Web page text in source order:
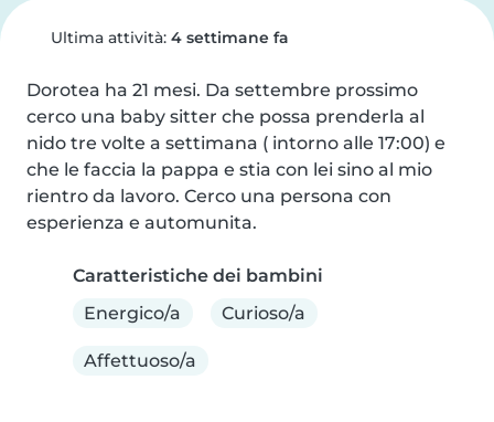
Ultima attività: 4 settimane fa
Dorotea ha 21 mesi. Da settembre prossimo
cerco una baby sitter che possa prenderla al
nido tre volte a settimana ( intorno alle 17:00) e
che le faccia la pappa e stia con lei sino al mio
rientro da lavoro. Cerco una persona con
esperienza e automunita.
Caratteristiche dei bambini
Energico/a
Curioso/a
Affettuoso/a